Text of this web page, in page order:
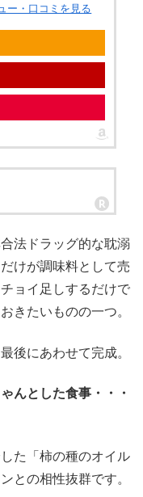
ー・口コミを見る
法ドラッグ的な耽溺
けが調味料として売
ョイ足しするだけで
きたいものの一つ。
後にあわせて完成。
んとした食事・・・
た「柿の種のオイル
との相性抜群です。